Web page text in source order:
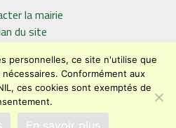
la mairie
du site
(en cours)
personnelles, ce site n'utilise que
Conformément aux
ces cookies sont exemptés de
En savoir plus